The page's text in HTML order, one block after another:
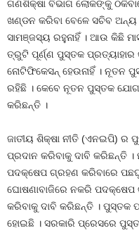
ଗଣଶିକ୍ଷା ବିଭାଗ ଲୋକଙ୍କୁ
ଖଣ୍ଡନ କରିବା ବେଳେ ସଚିବ ଅନ୍ୟ
ସାମଞ୍ଜସ୍ୟ ରହୁନାହିଁ । ଆଉ କିଛି
ତ୍ରୁଟି ପୂର୍ଣ୍ଣ ପୁସ୍ତକ
ନୋଟିଫିକେସନ୍ ହେଉନାହିଁ । ନୂତନ
ରହିଛି । କେବେ ନୂତନ ପୁସ୍ତକ
କରିଛନ୍ତି ।
ଜାତୀୟ ଶିକ୍ଷା ନୀତି (ଏନଇପି) ର
ପ୍ରଦାନ କରିବାକୁ ଦାବି କରିଛନ୍ତି ।
ପଦକ୍ଷେପ ଗ୍ରହଣ କରିବାରେ
ଘୋଷଣାବାଜିରେ ନକରି
କରିବାକୁ ଦାବି କରିଛନ୍ତି । ପୁସ୍ତକ
ହୋଇଛି । ସରକାରି ପ୍ରେସରେ